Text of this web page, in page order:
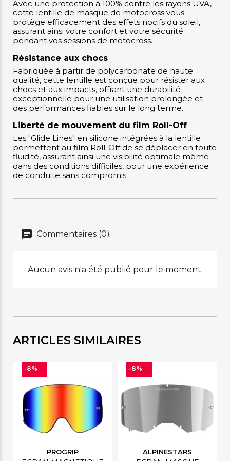
Avec une protection à 100% contre les rayons UVA,
cette lentille de masque de motocross vous
protège efficacement des effets nocifs du soleil,
assurant ainsi votre confort et votre sécurité
pendant vos sessions de motocross.
Résistance aux chocs
Fabriquée à partir de polycarbonate de haute
qualité, cette lentille est conçue pour résister aux
chocs et aux impacts, offrant une durabilité
exceptionnelle pour une utilisation prolongée et
des performances fiables sur le long terme.
Liberté de mouvement du film Roll-Off
Les "Glide Lines" en silicone intégrées à la lentille
permettent au film Roll-Off de se déplacer en toute
fluidité, assurant ainsi une visibilité optimale même
dans des conditions difficiles, pour une expérience
de conduite sans compromis.
Commentaires (0)
Aucun avis n'a été publié pour le moment.
ARTICLES SIMILAIRES
PROGRIP
-8%
ALPINESTARS
-8%